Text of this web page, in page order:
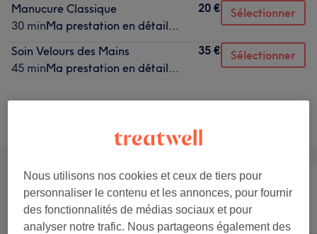
Manucure Classique
30 minMa prestation en détail...
20 € Sélectionner
Soin Velours des Mains
45 minMa prestation en détail...
35 € Sélectionner
Recherchez dans notre liste de prestations
Tout
Manucure et
Beauté des pieds
Nous utilisons nos cookies et ceux de tiers pour
personnaliser le contenu et les annonces, pour fournir
des fonctionnalités de médias sociaux et pour
analyser notre trafic. Nous partageons également des